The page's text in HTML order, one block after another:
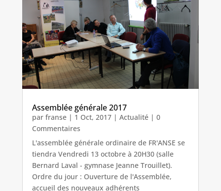
Assemblée générale 2017
par franse| 1 Oct, 2017| Actualité| 0
Commentaires
L'assemblée générale ordinaire de FR'ANSE se
tiendra Vendredi 13 octobre à 20H30 (salle
Bernard Laval - gymnase Jeanne Trouillet).
Ordre du jour : Ouverture de l'Assemblée,
accueil des nouveaux adhérents